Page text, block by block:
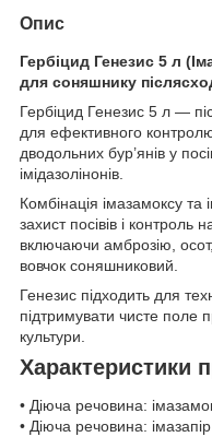
Опис
Гербіцид Генезис 5 л
для соняшнику
Гербіцид Генезис 5 л —
для ефективного
дводольних бур’янів у
імідазолінонів.
Комбінація імазамоксу та
захист посівів і контроль
включаючи амброзію,
вовчок соняшниковий.
Генезис підходить для
підтримувати чисте поле
культури.
Характеристики
• Діюча речовина:
• Діюча речовина: